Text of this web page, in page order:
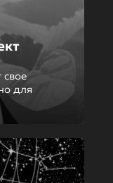
свое
для